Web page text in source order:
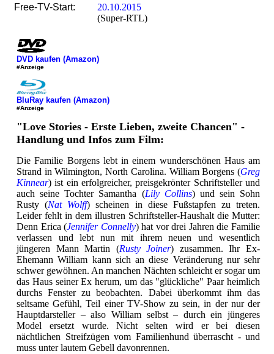
Free-TV-Start:
20.10.2015
(Super-RTL)
DVD kaufen (Amazon)
#Anzeige
BluRay kaufen (Amazon)
#Anzeige
"Love Stories - Erste Lieben, zweite Chancen" -
Handlung und Infos zum Film:
Die Familie Borgens lebt in einem wunderschönen Haus am
Strand in Wilmington, North Carolina. William Borgens (Greg
Kinnear) ist ein erfolgreicher, preisgekrönter Schriftsteller und
auch seine Tochter Samantha (Lily Collins) und sein Sohn
Rusty (Nat Wolff) scheinen in diese Fußstapfen zu treten.
Leider fehlt in dem illustren Schriftsteller-Haushalt die Mutter:
Denn Erica (Jennifer Connelly) hat vor drei Jahren die Familie
verlassen und lebt nun mit ihrem neuen und wesentlich
jüngeren Mann Martin (Rusty Joiner) zusammen. Ihr Ex-
Ehemann William kann sich an diese Veränderung nur sehr
schwer gewöhnen. An manchen Nächten schleicht er sogar um
das Haus seiner Ex herum, um das "glückliche" Paar heimlich
durchs Fenster zu beobachten. Dabei überkommt ihm das
seltsame Gefühl, Teil einer TV-Show zu sein, in der nur der
Hauptdarsteller – also William selbst – durch ein jüngeres
Model ersetzt wurde. Nicht selten wird er bei diesen
nächtlichen Streifzügen vom Familienhund überrascht - und
muss unter lautem Gebell davonrennen.